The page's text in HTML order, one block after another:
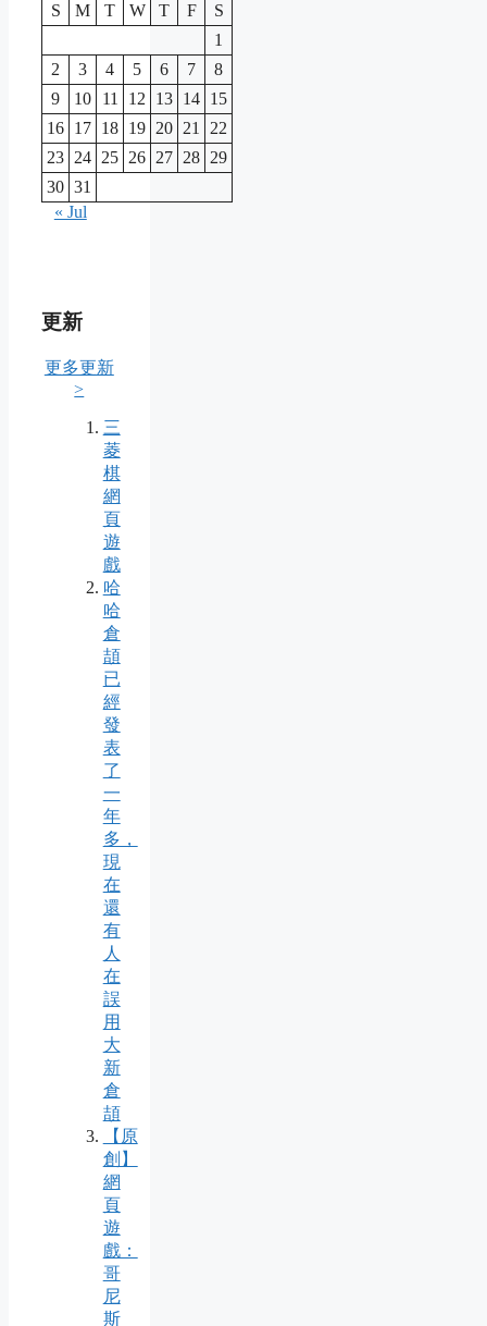
S
M T W T F
S
1
2
3 4 5 6 7
8
9
10 11 12 13 14 15
16 17 18 19 20 21 22
23 24 25 26 27 28 29
30 31
« Jul
更新
更多更新
>
三
菱
棋
網
頁
遊
戲
哈
哈
倉
頡
已
經
發
表
了
一
年
多，
現
在
還
有
人
在
誤
用
大
新
倉
頡
【原
創】
網
頁
遊
戲：
哥
尼
斯